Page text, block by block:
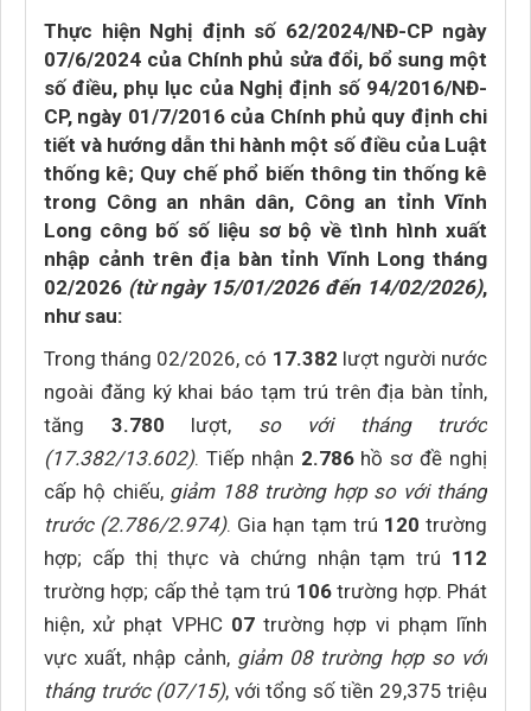
Thực hiện Nghị định số 62/2024/NĐ-CP ngày
07/6/2024 của Chính phủ sửa đổi, bổ sung một
số điều, phụ lục của Nghị định số 94/2016/NĐ-
CP, ngày 01/7/2016 của Chính phủ quy định chi
tiết và hướng dẫn thi hành một số điều của Luật
thống kê; Quy chế phổ biến thông tin thống kê
trong Công an nhân dân, Công an tỉnh Vĩnh
Long công bố số liệu sơ bộ về tình hình xuất
nhập cảnh trên địa bàn tỉnh Vĩnh Long tháng
02/2026 (từ ngày 15/01/2026 đến 14/02/2026),
như sau:
Trong tháng 02/2026, có 17.382 lượt người nước
ngoài đăng ký khai báo tạm trú trên địa bàn tỉnh,
tăng 3.780 lượt, so với tháng trước
(17.382/13.602). Tiếp nhận 2.786hồ sơ đề nghị
cấp hộ chiếu, giảm 188 trường hợp so với tháng
trước (2.786/2.974). Gia hạn tạm trú 120 trường
hợp; cấp thị thực và chứng nhận tạm trú 112
trường hợp; cấp thẻ tạm trú 106trường hợp. Phát
hiện, xử phạt VPHC 07trường hợp vi phạm lĩnh
vực xuất, nhập cảnh, giảm 08 trường hợp so với
tháng trước (07/15), với tổng số tiền 29,375 triệu